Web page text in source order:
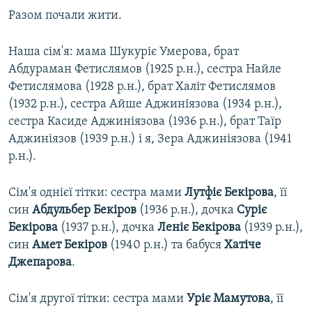
Разом почали жити.
Наша сім'я: мама Шукуріє Умерова, брат
Абдураман Фетислямов (1925 р.н.), сестра Найле
Фетислямова (1928 р.н.), брат Халіт Фетислямов
(1932 р.н.), сестра Айше Аджиніязова (1934 р.н.),
сестра Касиде Аджиніязова (1936 р.н.), брат Таїр
Аджиніязов (1939 р.н.) і я, Зера Аджиніязова (1941
р.н.).
Сім'я однієї тітки: сестра мами Лутфіє Бекірова, її
син Абдульбер Бекіров (1936 р.н.), дочка Суріє
Бекірова (1937 р.н.), дочка Леніє Бекірова (1939 р.н.),
син Амет Бекіров (1940 р.н.) та бабуся Хатіче
Джепарова.
Сім'я другої тітки: сестра мами Уріє Мамутова, її